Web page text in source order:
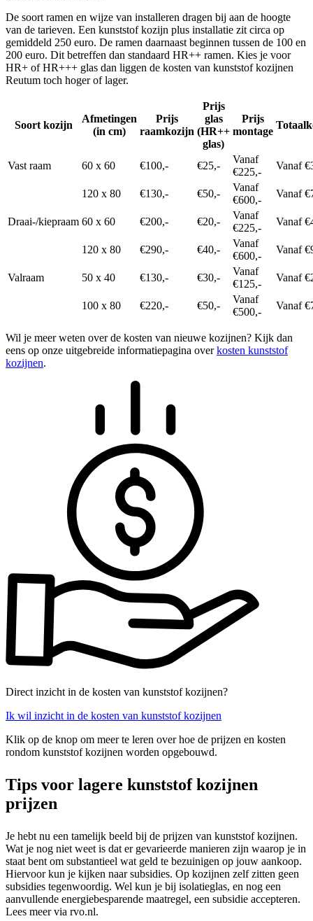
De soort ramen en wijze van installeren dragen bij aan de hoogte
van de tarieven. Een kunststof kozijn plus installatie zit circa op
gemiddeld 250 euro. De ramen daarnaast beginnen tussen de 100 en
200 euro. Dit betreffen dan standaard HR++ ramen. Kies je voor
HR+ of HR+++ glas dan liggen de kosten van kunststof kozijnen
Reutum toch hoger of lager.
Soort kozijn
Afmetingen
(in cm)
Prijs
raamkozijn
Prijs
glas
(HR++
glas)
Prijs
montage
Vast raam 60 x 60 €100,- €25,-
Vanaf
€225,-
Vanaf
120 x 80 €130,- €50,-
Vanaf
€600,-
Vanaf
Draai-/kiepraam 60 x 60 €200,- €20,-
Vanaf
€225,-
Vanaf
120 x 80 €290,- €40,-
Vanaf
€600,-
Vanaf
Valraam 50 x 40 €130,- €30,-
Vanaf
€125,-
Vanaf
100 x 80 €220,- €50,-
Vanaf
€500,-
Vanaf
Wil je meer weten over de kosten van nieuwe kozijnen? Kijk dan
eens op onze uitgebreide informatiepagina overkosten kunststof
kozijnen.
Direct inzicht in de kosten van kunststof kozijnen?
Ik wil inzicht in de kosten van kunststof kozijnen
Klik op de knop om meer te leren over hoe de prijzen en kosten
rondom kunststof kozijnen worden opgebouwd.
Tips voor lagere kunststof kozijnen
prijzen
Je hebt nu een tamelijk beeld bij de prijzen van kunststof kozijnen.
Wat je nog niet weet is dat er gevarieerde manieren zijn waarop je in
staat bent om substantieel wat geld te bezuinigen op jouw aankoop.
Hiervoor kun je kijken naar subsidies. Op kozijnen zelf zitten geen
subsidies tegenwoordig. Wel kun je bij isolatieglas, en nog een
aanvullende energiebesparende maatregel, een subsidie accepteren.
Lees meer via rvo.nl.